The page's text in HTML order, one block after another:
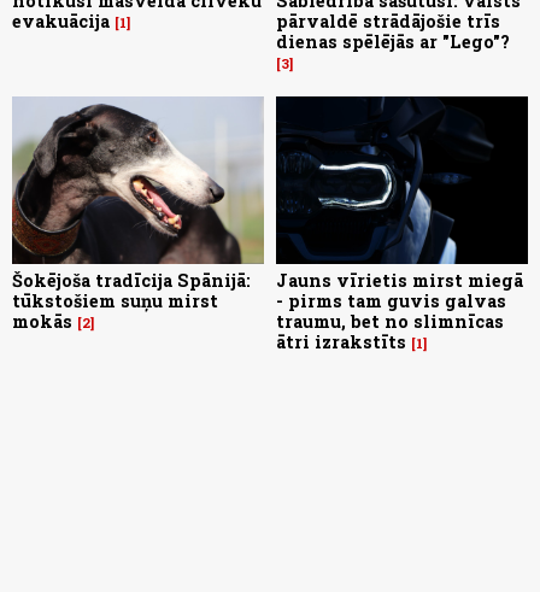
evakuācija 1
pārvaldē strādājošie trīs
dienas spēlējās ar "Lego"?
3
Šokējoša tradīcija Spānijā:
tūkstošiem suņu mirst
mokās
2
Jauns vīrietis mirst miegā
- pirms tam guvis galvas
traumu, bet no slimnīcas
ātri izrakstīts
1